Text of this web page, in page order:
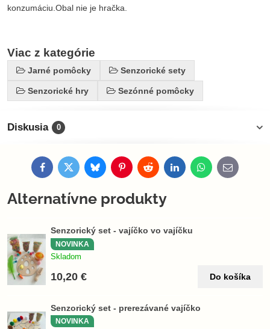
konzumáciu.Obal nie je hračka.
Viac z kategórie
Jarné pomôcky Senzorické sety
Senzorické hry Sezónné pomôcky
Diskusia 0
FacebookTwitterBlueskyPinterestRedditLinkedInWhatsApp
E-
mail
Alternatívne produkty
Senzorický set - vajíčko vo vajíčku
NOVINKA
Skladom
10,20 € Do košíka
Senzorický set - prerezávané vajíčko
NOVINKA